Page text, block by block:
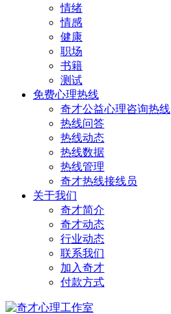
情绪
情感
健康
职场
书籍
测试
免费心理热线
奇才公益心理咨询热线
热线问答
热线动态
热线数据
热线管理
奇才热线接线员
关于我们
奇才简介
奇才动态
行业动态
联系我们
加入奇才
付款方式